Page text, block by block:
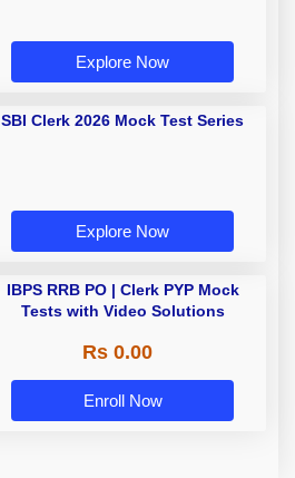
Explore Now
SBI Clerk 2026 Mock Test Series
Explore Now
IBPS RRB PO | Clerk PYP Mock
Tests with Video Solutions
Rs 0.00
Enroll Now